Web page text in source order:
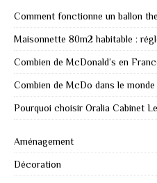
Comment fonctionne un ballon
Maisonnette 80m2 habitable :
Combien de McDonald’s en
Combien de McDo dans le
Pourquoi choisir Oralia Cabinet
Aménagement
Décoration